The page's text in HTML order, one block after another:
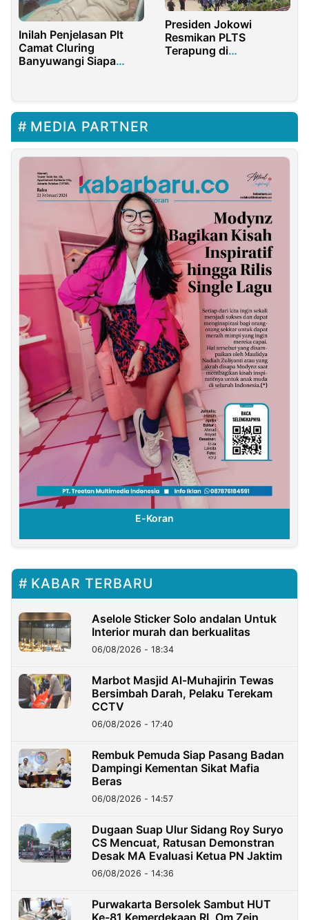
Inilah Penjelasan Plt
Camat Cluring
Banyuwangi Siapa
Desa Sraten
Presiden Jokowi
Resmikan PLTS
Terapung di
MEDIA PARTNER
E-Koran
KABAR TERBARU
Aselole Sticker Solo andalan Untuk
Interior murah dan berkualitas
06/08/2026 - 18:34
Marbot Masjid Al-Muhajirin Tewas
Bersimbah Darah, Pelaku Terekam
CCTV
06/08/2026 - 17:40
Rembuk Pemuda Siap Pasang Badan
Dampingi Kementan Sikat Mafia
Beras
06/08/2026 - 14:57
Dugaan Suap Ulur Sidang Roy Suryo
CS Mencuat, Ratusan Demonstran
Desak MA Evaluasi Ketua PN Jaktim
06/08/2026 - 14:36
Purwakarta Bersolek Sambut HUT